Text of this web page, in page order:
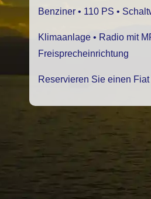
Benziner • 110 PS •
Klimaanlage • Radio mit
Freisprecheinrichtung
Reservieren Sie einen Fiat